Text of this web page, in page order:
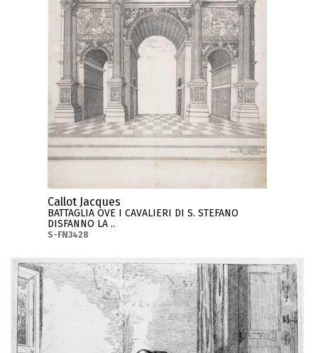
Callot Jacques
BATTAGLIA OVE I CAVALIERI DI S. STEFANO
DISFANNO LA ..
S-FN3428